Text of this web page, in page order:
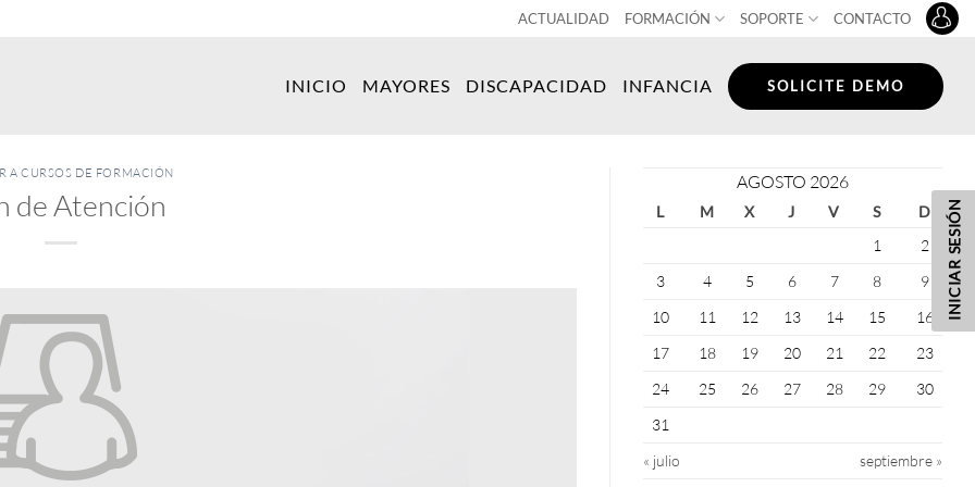
ACTUALIDAD FORMACIÓN SOPORTE CONTACTO
INICIO MAYORES DISCAPACIDAD INFANCIA SOLICITE DEMO
A CURSOS DE FORMACIÓN
de Atención
AGOSTO 2026
L M X J V S
D
1
2
3
4 5 6 7 8
9
10
11 12 13 14 15
16
17
18 19 20 21 22
23
24
25 26 27 28 29
30
31
« julio
septiembre »
INICIAR SESIÓN